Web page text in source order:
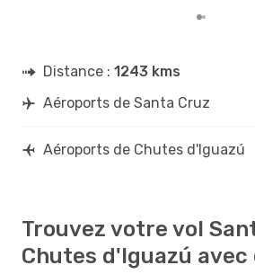
Distance : 1243 kms
Aéroports de Santa Cruz
Aéroports de Chutes d'Iguazú
Trouvez votre vol
Chutes d'Iguazú